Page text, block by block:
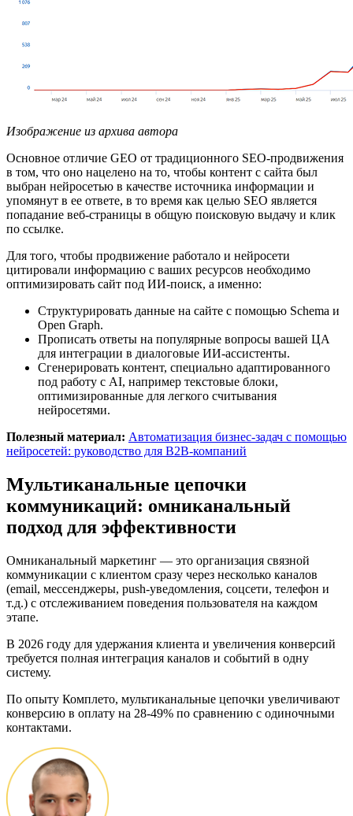
Изображение из архива автора
Основное отличие GEO от традиционного SEO-продвижения
в том, что оно нацелено на то, чтобы контент с сайта был
выбран нейросетью в качестве источника информации и
упомянут в ее ответе, в то время как целью SEO является
попадание веб-страницы в общую поисковую выдачу и клик
по ссылке.
Для того, чтобы продвижение работало и нейросети
цитировали информацию с ваших ресурсов необходимо
оптимизировать сайт под ИИ-поиск, а именно:
Структурировать данные на сайте с помощью Schema и
Open Graph.
Прописать ответы на популярные вопросы вашей ЦА
для интеграции в диалоговые ИИ-ассистенты.
Сгенерировать контент, специально адаптированного
под работу с AI, например текстовые блоки,
оптимизированные для легкого считывания
нейросетями.
Полезный материал: Автоматизация бизнес-задач с помощью
нейросетей: руководство для B2B-компаний
Мультиканальные цепочки
коммуникаций: омниканальный
подход для эффективности
Омниканальный маркетинг — это организация связной
коммуникации с клиентом сразу через несколько каналов
(email, мессенджеры, push-уведомления, соцсети, телефон и
т.д.) с отслеживанием поведения пользователя на каждом
этапе.
В 2026 году для удержания клиента и увеличения конверсий
требуется полная интеграция каналов и событий в одну
систему.
По опыту Комплето, мультиканальные цепочки увеличивают
конверсию в оплату на 28-49% по сравнению с одиночными
контактами.